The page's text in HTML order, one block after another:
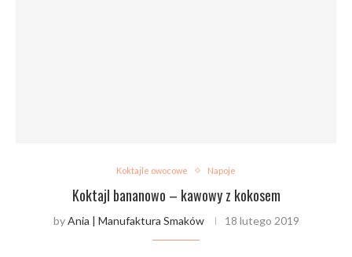
Koktajle owocowe Napoje
Koktajl bananowo – kawowy z kokosem
byAnia | Manufaktura Smaków 18 lutego 2019